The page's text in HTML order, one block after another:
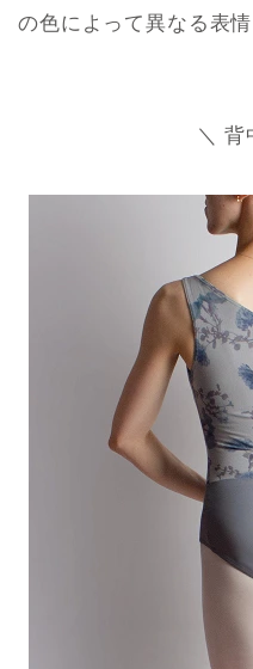
の色によって異なる表
＼ 背